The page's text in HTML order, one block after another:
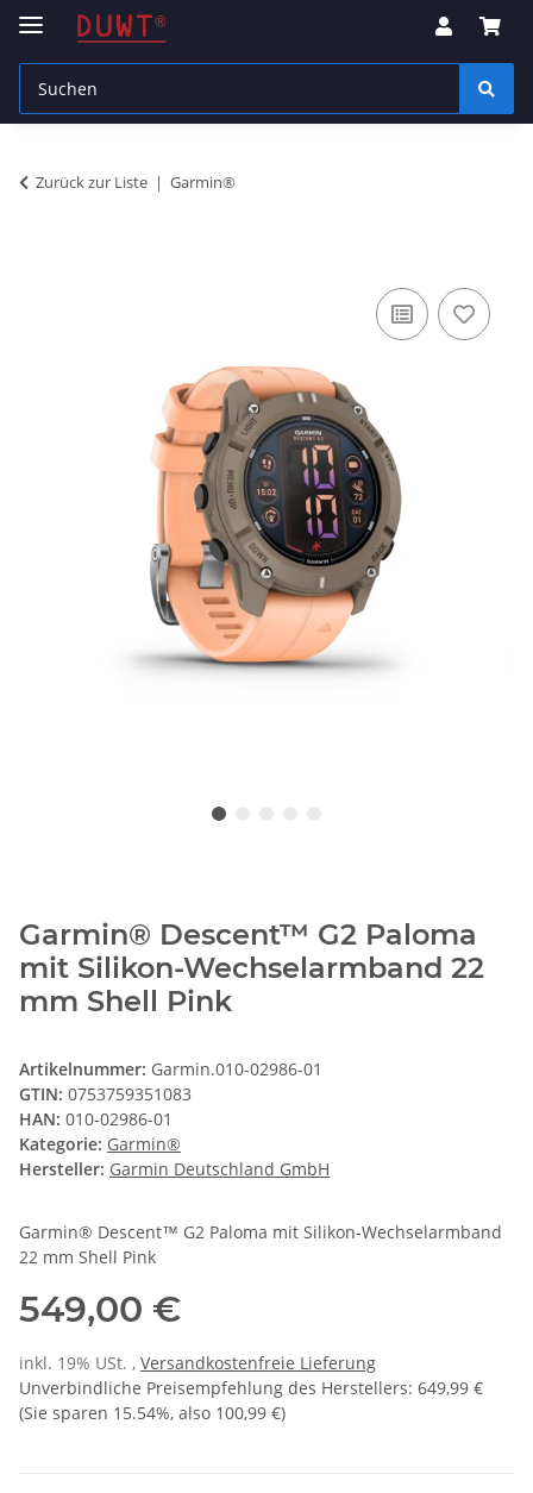
Zurück zur Liste Garmin®
Garmin® Descent™ G2 Paloma
mit Silikon-Wechselarmband 22
mm Shell Pink
Artikelnummer: Garmin.010-02986-01
GTIN: 0753759351083
HAN: 010-02986-01
Kategorie: Garmin®
Hersteller: Garmin Deutschland GmbH
Garmin® Descent™ G2 Paloma mit Silikon-Wechselarmband
22 mm Shell Pink
549,00 €
inkl. 19% USt. , Versandkostenfreie Lieferung
Unverbindliche Preisempfehlung des Herstellers: 649,99 €
(Sie sparen 15.54%, also 100,99 €)